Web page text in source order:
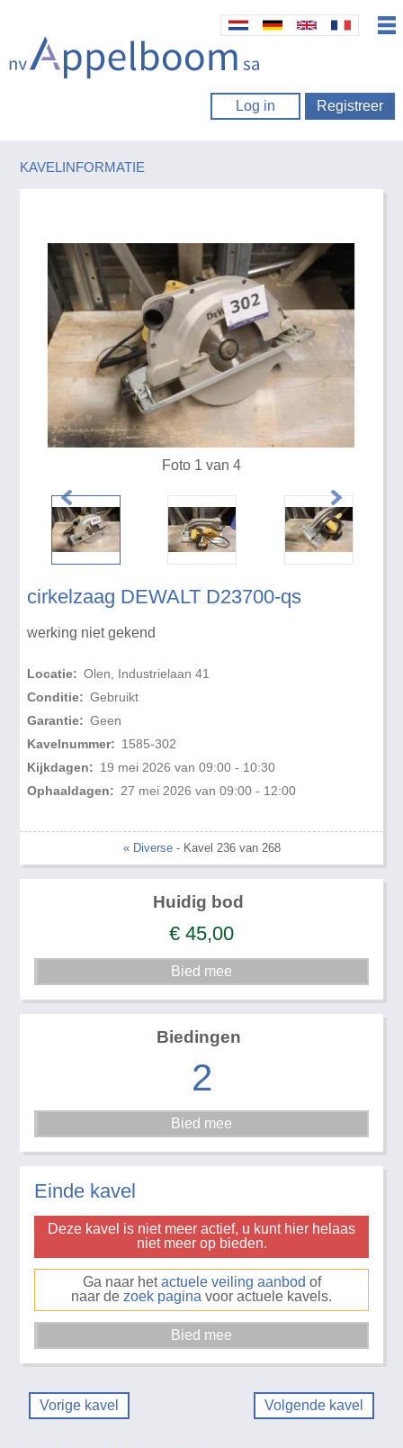
Log in Registreer
KAVELINFORMATIE
cirkelzaag DEWALT D23700-qs
werking niet gekend
Locatie: Olen, Industrielaan 41
Conditie: Gebruikt
Garantie: Geen
Kavelnummer: 1585-302
Kijkdagen: 19 mei 2026 van 09:00 - 10:30
Ophaaldagen: 27 mei 2026 van 09:00 - 12:00
Foto 1 van 4
« Diverse- Kavel 236 van 268
Huidig bod
€ 45,00
Biedingen
2
Einde kavel
Deze kavel is niet meer actief, u kunt hier helaas
niet meer op bieden.
Ga naar hetactuele veiling aanbod of
naar de zoek pagina voor actuele kavels.
Vorige kavel Volgende kavel